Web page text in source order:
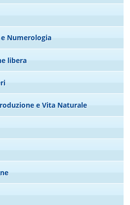
Numerologia
libera
e Vita Naturale